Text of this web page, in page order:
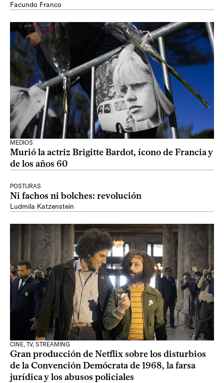
Facundo Franco
MEDIOS
Murió la actriz Brigitte Bardot, ícono de Francia y
de los años 60
POSTURAS
Ni fachos ni bolches: revolución
Ludmila Katzenstein
CINE, TV, STREAMING
Gran producción de Netflix sobre los disturbios
de la Convención Demócrata de 1968, la farsa
jurídica y los abusos policiales